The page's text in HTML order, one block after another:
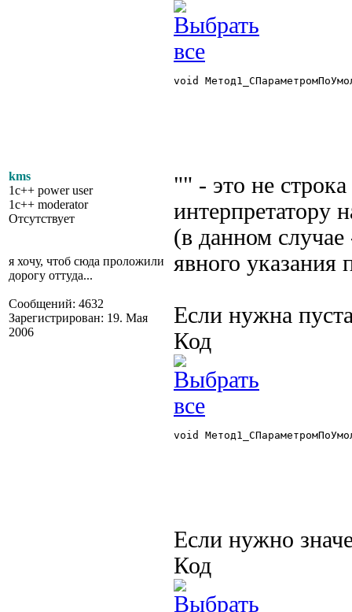
kms
1c++ power user
1c++ moderator
Отсутствует
я хочу, чтоб сюда проложили
дорогу оттуда...
Сообщений: 4632
Зарегистрирован: 19. Мая
2006
void
"" - это не
интерпретатору
(в данном
явного указания
Если нужна
Код
void
Если нужно
Код